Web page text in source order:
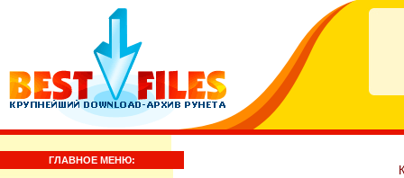
ГЛАВНОЕ МЕНЮ: